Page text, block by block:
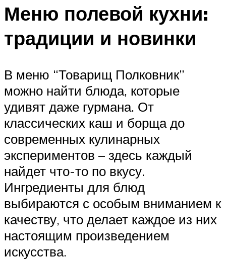
Меню полевой кухни:
традиции и новинки
В меню “Товарищ Полковник”
можно найти блюда, которые
удивят даже гурмана. От
классических каш и борща до
современных кулинарных
экспериментов – здесь каждый
найдет что-то по вкусу.
Ингредиенты для блюд
выбираются с особым вниманием к
качеству, что делает каждое из них
настоящим произведением
искусства.